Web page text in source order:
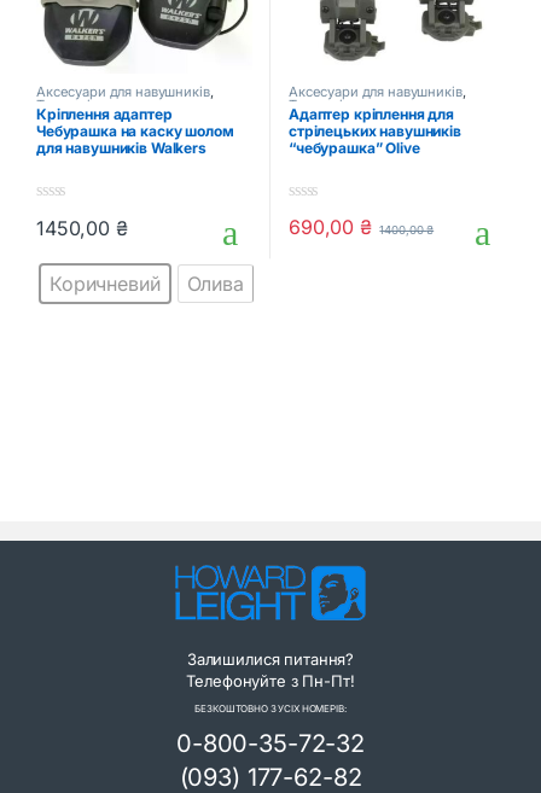
Аксесуари для навушників,
Тактичні аксесуари
Кріплення адаптер
Чебурашка на каску шолом
для навушників Walkers
o
t
f
1450,00 ₴
Цей товар має кілька варіантів. Параметри можна вибрати
Коричневий Олива
Аксесуари для навушників,
Тактичні аксесуари
Адаптер кріплення для
стрілецьких навушників
“чебурашка” Olive
0
o
690,00₴ 1400,00₴
Залишилися питання?
Телефонуйте з Пн-Пт!
БЕЗКОШТОВНО З УСІХ НОМЕРІВ:
0-800-35-72-32
(093) 177-62-82